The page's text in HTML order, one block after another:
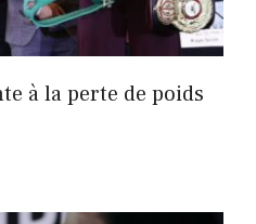
à la perte de poids